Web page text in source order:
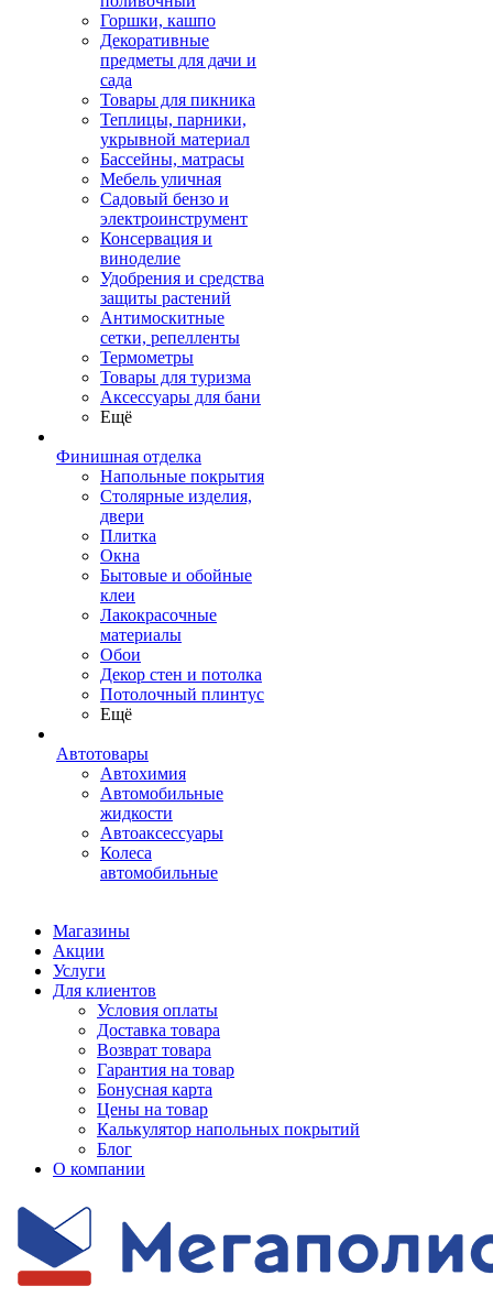
Горшки, кашпо
Декоративные
предметы для дачи и
сада
Товары для пикника
Теплицы, парники,
укрывной материал
Бассейны, матрасы
Мебель уличная
Садовый бензо и
электроинструмент
Консервация и
виноделие
Удобрения и средства
защиты растений
Антимоскитные
сетки, репелленты
Термометры
Товары для туризма
Аксессуары для бани
Ещё
Финишная отделка
Напольные покрытия
Столярные изделия,
двери
Плитка
Окна
Бытовые и обойные
клеи
Лакокрасочные
материалы
Обои
Декор стен и потолка
Потолочный плинтус
Ещё
Автотовары
Автохимия
Автомобильные
жидкости
Автоаксессуары
Колеса
автомобильные
Магазины
Акции
Услуги
Для клиентов
Условия оплаты
Доставка товара
Возврат товара
Гарантия на товар
Бонусная карта
Цены на товар
Калькулятор напольных покрытий
Блог
О компании